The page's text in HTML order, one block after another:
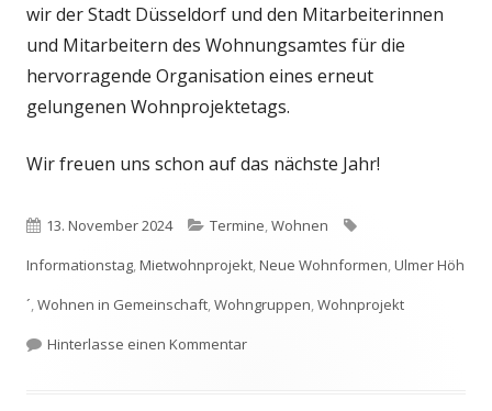
wir der Stadt Düsseldorf und den Mitarbeiterinnen
und Mitarbeitern des Wohnungsamtes für die
hervorragende Organisation eines erneut
gelungenen Wohnprojektetags.
Wir freuen uns schon auf das nächste Jahr!
Veröffentlicht
am
13. November 2024 Kategorien
Termine,Wohnen
Informationstag,Mietwohnprojekt,Neue Wohnformen,Ulmer Höh
´,Wohnen in Gemeinschaft,Wohngruppen,Wohnprojekt
Hinterlasse einen Kommentarzu „Gemeinsam wohnen“ – Forum